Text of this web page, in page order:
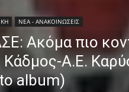
ΝΕΑ - ΑΝΑΚΟΙΝΩΣΕΙΣ
Ακόμα πιο
Κάδμος-Α.Ε.
album)